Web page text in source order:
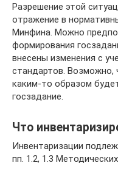
Разрешение этой
отражение в
Минфина. Можно
формирования
внесены изменения с
стандартов. Возможно,
каким‑то образом
госзадание.
Что
Инвентаризации
пп. 1.2, 1.3